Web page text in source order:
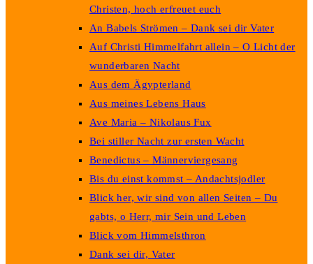
Christen, hoch erfreuet euch
An Babels Strömen – Dank sei dir Vater
Auf Christi Himmelfahrt allein – O Licht der
wunderbaren Nacht
Aus dem Ägypterland
Aus meines Lebens Haus
Ave Maria – Nikolaus Fux
Bei stiller Nacht zur ersten Wacht
Benedictus – Männerviergesang
Bis du einst kommst – Andachtsjodler
Blick her, wir sind von allen Seiten – Du
gabts, o Herr, mir Sein und Leben
Blick vom Himmelsthron
Dank sei dir, Vater